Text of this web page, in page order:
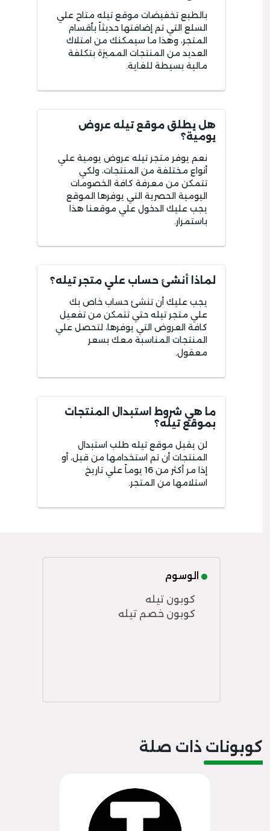
بالطبع تخفيضات موقع تيله متاح علي
السلع التي تم إضافتها حديثاً بأقسام
المتجر، وهذا ما سيمكنك من امتلاك
العديد من المنتجات المميزة بتكلفة
مالية بسيطة للغاية.
هل يطلق موقع تيله عروض
يومية؟
نعم يوفر متجر تيله عروض يومية علي
أنواع مختلفة من المنتجات، ولكي
تتمكن من معرفة كافة الخصومات
اليومية الحصرية التي يوفرها الموقع
يجب عليك الدخول علي موقعنا هذا
باستمرار.
لماذا أنشئ حساب علي متجر تيله؟
يجب عليك أن تنشئ حساب خاص بك
علي متجر تيله حتي تتمكن من تفعيل
كافة العروض التي يوفرها، لتحصل علي
المنتجات المناسبة معك بسعر
معقول.
ما هي شروط استبدال المنتجات
بموقع تيله؟
لن يقبل موقع تيله طلب استبدال
المنتجات أن تم استخدامها من قبل، أو
إذا مر أكثر من 16 يوماً علي تاريخ
استلامها من المتجر.
الوسوم
كوبون تيله
كوبون خصم تيله
كوبونات ذات صلة